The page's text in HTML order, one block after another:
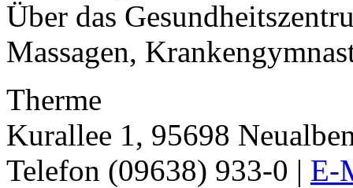
Über das
Massagen,
Therme
Kurallee 1, 95698
Telefon (09638) 933-0 | E-